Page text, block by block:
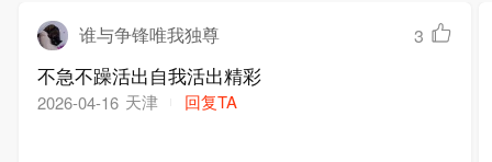
谁与争锋唯我独尊 3
不急不躁活出自我活出精彩
2026-04-16 天津 回复TA